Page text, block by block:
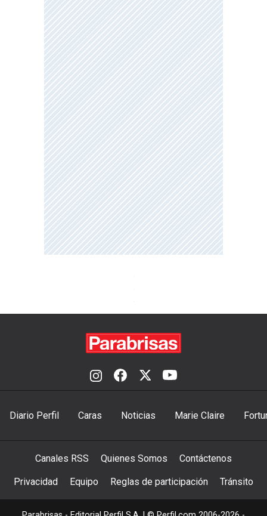
Diario Perfil Caras Noticias Marie Claire
Canales RSS Quienes Somos Contáctenos
Privacidad Equipo Reglas de participación Tránsito